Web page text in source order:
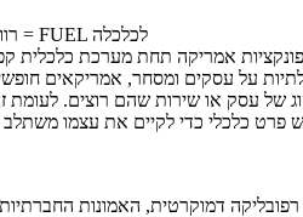
רווח אישי = עושר = כוח קנייה = FUEL לכלכלה
פונקציות אמריקה תחת מערכת כלכלית
על עסקים ומסחר, אמריקאים
של עסק או שירות שהם רוצים. לעומת
פרט כלכלי כדי לקיים את עצמו
דמוקרטית, האמונות